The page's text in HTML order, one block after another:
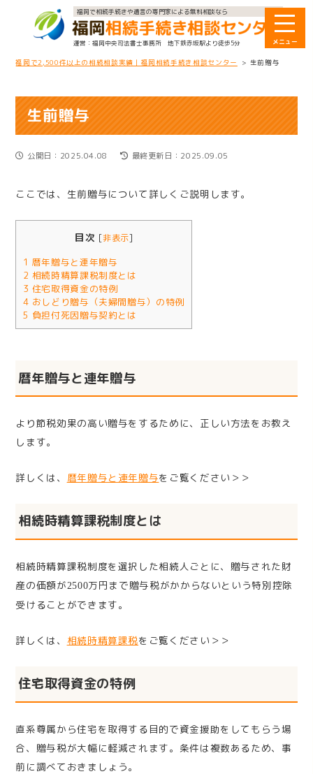
福岡で相続手続きや遺言の専門家による無料相談なら
福岡中央司法書士事務所 地下鉄赤坂駅より徒歩5分
福岡で2,500件以上の相続相談実績｜福岡相続手続き相談センター > 生前贈与
生前贈与
公開日：2025.04.08 最終更新日：2025.09.05
ここでは、生前贈与について詳しくご説明します。
目次 [非表示]
1 暦年贈与と連年贈与
2 相続時精算課税制度とは
3 住宅取得資金の特例
4 おしどり贈与（夫婦間贈与）の特例
5 負担付死因贈与契約とは
暦年贈与と連年贈与
より節税効果の高い贈与をするために、正しい方法をお教え
します。
詳しくは、 暦年贈与と連年贈与をご覧ください＞＞
相続時精算課税制度とは
相続時精算課税制度を選択した相続人ごとに、贈与された財
産の価額が 2500万円まで贈与税がかからないという特別控除
受けることができます。
詳しくは、 相続時精算課税をご覧ください＞＞
住宅取得資金の特例
直系尊属から住宅を取得する目的で資金援助をしてもらう場
合、贈与税が大幅に軽減されます。条件は複数あるため、事
前に調べておきましょう。